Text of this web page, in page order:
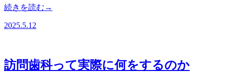
続きを読む→
2025.5.12
訪問歯科って実際に何をするのか